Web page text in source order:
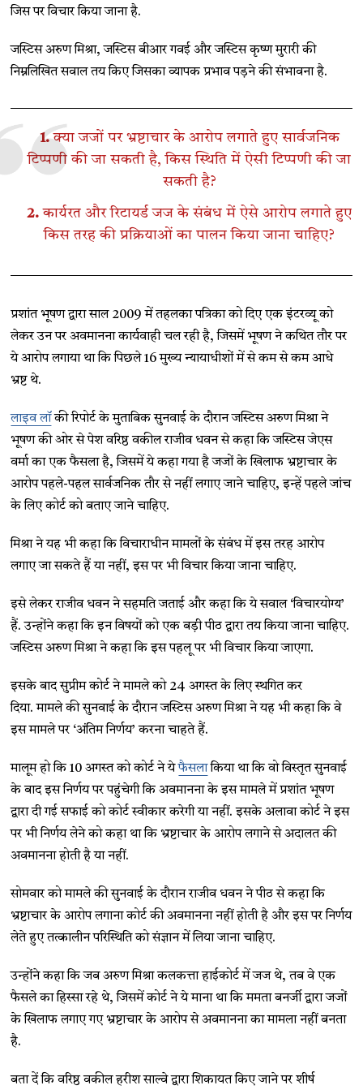
जिस पर विचार किया जाना है.
जस्टिस अरुण मिश्रा, जस्टिस बीआर गवई और जस्टिस कृष्ण मुरारी की
निम्नलिखित सवाल तय किए जिसका व्यापक प्रभाव पड़ने की संभावना है.
1.क्या जजों पर भ्रष्टाचार के आरोप लगाते हुए सार्वजनिक
टिप्पणी की जा सकती है, किस स्थिति में ऐसी टिप्पणी की जा
सकती है?
2. कार्यरत और रिटायर्ड जज के संबंध में ऐसे आरोप लगाते हुए
किस तरह की प्रक्रियाओं का पालन किया जाना चाहिए?
प्रशांत भूषण द्वारा साल 2009 में तहलका पत्रिका को दिए एक इंटरव्यू को
लेकर उन पर अवमानना कार्यवाही चल रही है, जिसमें भूषण ने कथित तौर पर
ये आरोप लगाया था कि पिछले 16 मुख्य न्यायाधीशों में से कम से कम आधे
भ्रष्ट थे.
लाइव लॉकी रिपोर्ट के मुताबिक सुनवाई के दौरान जस्टिस अरुण मिश्रा ने
भूषण की ओर से पेश वरिष्ठ वकील राजीव धवन से कहा कि जस्टिस जेएस
वर्मा का एक फैसला है, जिसमें ये कहा गया है जजों के खिलाफ भ्रष्टाचार के
आरोप पहले-पहल सार्वजनिक तौर से नहीं लगाए जाने चाहिए, इन्हें पहले जांच
के लिए कोर्ट को बताए जाने चाहिए.
मिश्रा ने यह भी कहा कि विचाराधीन मामलों के संबंध में इस तरह आरोप
लगाए जा सकते हैं या नहीं, इस पर भी विचार किया जाना चाहिए.
इसे लेकर राजीव धवन ने सहमति जताई और कहा कि ये सवाल ‘विचारयोग्य’
हैं. उन्होंने कहा कि इन विषयों को एक बड़ी पीठ द्वारा तय किया जाना चाहिए.
जस्टिस अरुण मिश्रा ने कहा कि इस पहलू पर भी विचार किया जाएगा.
इसके बाद सुप्रीम कोर्ट ने मामले को 24 अगस्त के लिए स्थगित कर
दिया.मामले की सुनवाई के दौरान जस्टिस अरुण मिश्रा ने यह भी कहा कि वे
इस मामले पर ‘अंतिम निर्णय’ करना चाहते हैं.
मालूम हो कि 10 अगस्त को कोर्ट ने येफैसलाकिया था कि वो विस्तृत सुनवाई
के बाद इस निर्णय पर पहुंचेगी कि अवमानना के इस मामले में प्रशांत भूषण
द्वारा दी गई सफाई को कोर्ट स्वीकार करेगी या नहीं. इसके अलावा कोर्ट ने इस
पर भी निर्णय लेने को कहा था कि भ्रष्टाचार के आरोप लगाने से अदालत की
अवमानना होती है या नहीं.
सोमवार को मामले की सुनवाई के दौरान राजीव धवन ने पीठ से कहा कि
भ्रष्टाचार के आरोप लगाना कोर्ट की अवमानना नहीं होती है और इस पर निर्णय
लेते हुए तत्कालीन परिस्थिति को संज्ञान में लिया जाना चाहिए.
उन्होंने कहा कि जब अरुण मिश्रा कलकत्ता हाईकोर्ट में जज थे, तब वे एक
फैसले का हिस्सा रहे थे, जिसमें कोर्ट ने ये माना था कि ममता बनर्जी द्वारा जजों
के खिलाफ लगाए गए भ्रष्टाचार के आरोप से अवमानना का मामला नहीं बनता
है.
बता दें कि वरिष्ठ वकील हरीश साल्वे द्वारा शिकायत किए जाने पर शीर्ष